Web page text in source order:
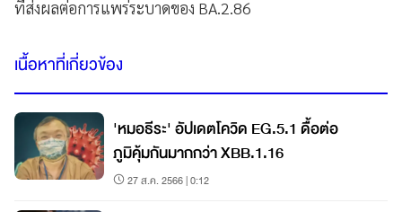
ที่ส่งผลต่อการแพร่ระบาดของ BA.2.86
เนื้อหาที่เกี่ยวข้อง
'หมอธีระ' อัปเดตโควิด EG.5.1 ดื้อต่อ
ภูมิคุ้มกันมากกว่า XBB.1.16
27 ส.ค. 2566 | 0:12